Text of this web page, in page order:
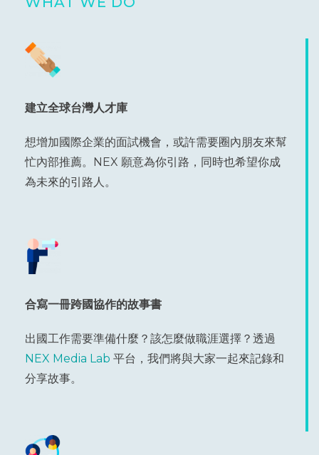
建立全球台灣人才庫
想增加國際企業的面試機會，或許需要圈內朋友來幫
忙內部推薦。NEX 願意為你引路，同時也希望你成
為未來的引路人。
合寫一冊跨國協作的故事書
出國工作需要準備什麼？該怎麼做職涯選擇？透過
NEX Media Lab 平台，我們將與大家一起來記錄和
分享故事。